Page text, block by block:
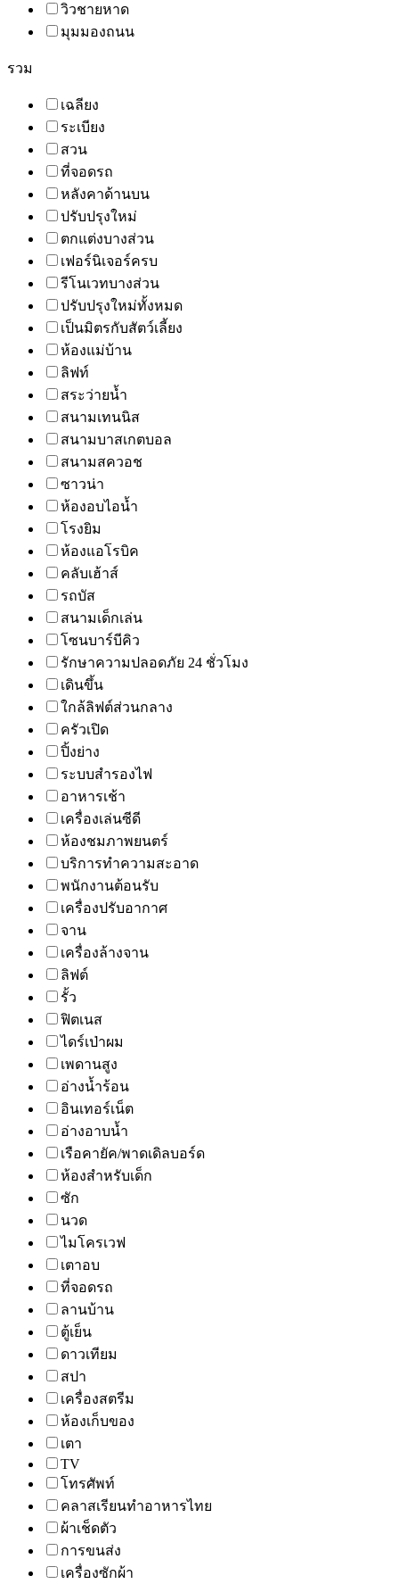
วิวชายหาด
มุมมองถนน
รวม
เฉลียง
ระเบียง
สวน
ที่จอดรถ
หลังคาด้านบน
ปรับปรุงใหม่
ตกแต่งบางส่วน
เฟอร์นิเจอร์ครบ
รีโนเวทบางส่วน
ปรับปรุงใหม่ทั้งหมด
เป็นมิตรกับสัตว์เลี้ยง
ห้องแม่บ้าน
ลิฟท์
สระว่ายน้ำ
สนามเทนนิส
สนามบาสเกตบอล
สนามสควอช
ซาวน่า
ห้องอบไอน้ำ
โรงยิม
ห้องแอโรบิค
คลับเฮ้าส์
รถบัส
สนามเด็กเล่น
โซนบาร์บีคิว
รักษาความปลอดภัย 24 ชั่วโมง
เดินขึ้น
ใกล้ลิฟต์ส่วนกลาง
ครัวเปิด
ปิ้งย่าง
ระบบสำรองไฟ
อาหารเช้า
เครื่องเล่นซีดี
ห้องชมภาพยนตร์
บริการทำความสะอาด
พนักงานต้อนรับ
เครื่องปรับอากาศ
จาน
เครื่องล้างจาน
ลิฟต์
รั้ว
ฟิตเนส
ไดร์เป่าผม
เพดานสูง
อ่างน้ำร้อน
อินเทอร์เน็ต
อ่างอาบน้ำ
เรือคายัค/พาดเดิลบอร์ด
ห้องสำหรับเด็ก
ซัก
นวด
ไมโครเวฟ
เตาอบ
ที่จอดรถ
ลานบ้าน
ตู้เย็น
ดาวเทียม
สปา
เครื่องสตรีม
ห้องเก็บของ
เตา
TV
โทรศัพท์
คลาสเรียนทำอาหารไทย
ผ้าเช็ดตัว
การขนส่ง
เครื่องซักผ้า